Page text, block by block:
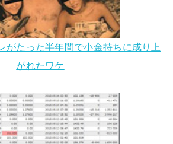
がたった半年間で小金持ちに成り上
がれたワケ